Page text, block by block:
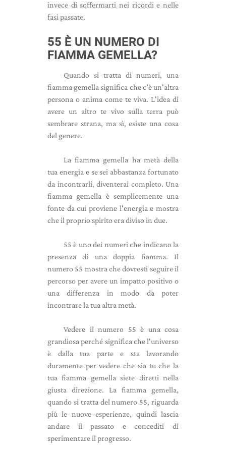
invece di soffermarti nei ricordi e nelle
fasi passate.
55 È UN NUMERO DI
FIAMMA GEMELLA?
Quando si tratta di numeri, una
fiamma gemella significa che c'è un'altra
persona o anima come te viva. L'idea di
avere un altro te vivo sulla terra può
sembrare strana, ma sì, esiste una cosa
del genere.
La fiamma gemella ha metà della
tua energia e se sei abbastanza fortunato
da incontrarli, diventerai completo. Una
fiamma gemella è semplicemente una
fonte da cui proviene l'energia e mostra
che il proprio spirito era diviso in due.
55 è uno dei numeri che indicano la
presenza di una doppia fiamma. Il
numero 55 mostra che dovresti seguire il
percorso per avere un impatto positivo o
una differenza in modo da poter
incontrare la tua altra metà.
Vedere il numero 55 è una cosa
grandiosa perché significa che l'universo
è dalla tua parte e sta lavorando
duramente per vedere che sia tu che la
tua fiamma gemella siete diretti nella
giusta direzione. La fiamma gemella,
quando si tratta del numero 55, riguarda
più le nuove esperienze, quindi lascia
andare il passato e concediti di
sperimentare il progresso.